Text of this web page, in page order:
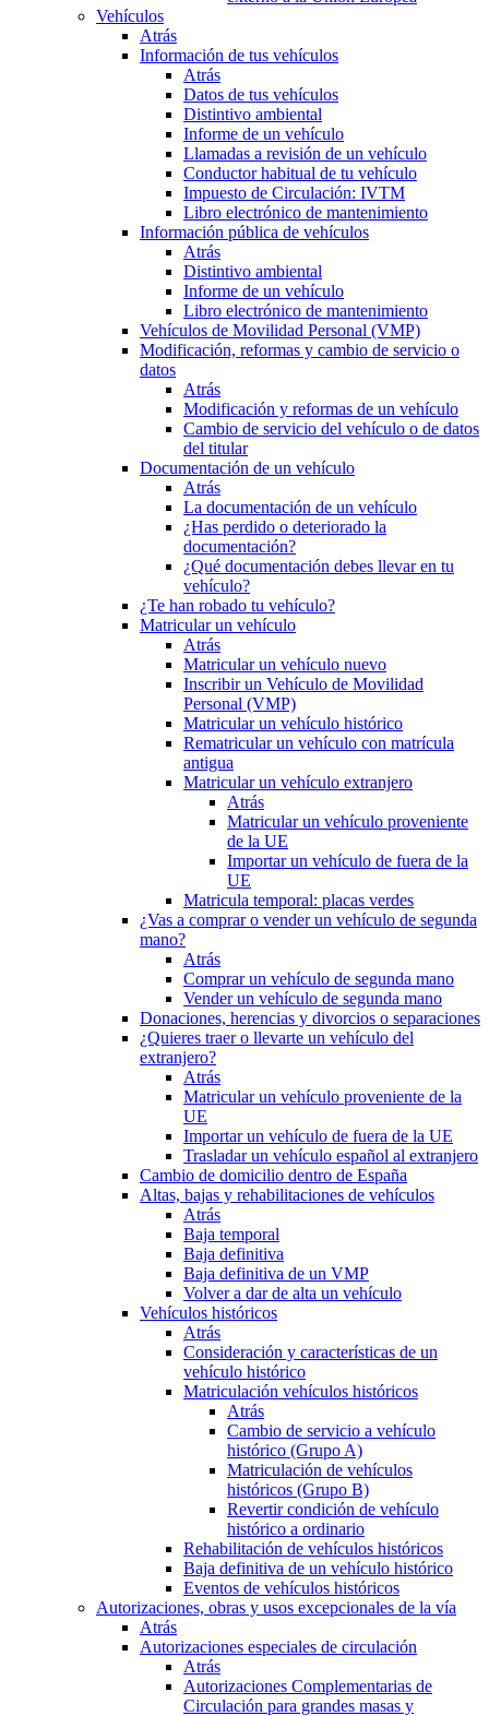
Vehículos
Atrás
Información de tus vehículos
Atrás
Datos de tus vehículos
Distintivo ambiental
Informe de un vehículo
Llamadas a revisión de un vehículo
Conductor habitual de tu vehículo
Impuesto de Circulación: IVTM
Libro electrónico de mantenimiento
Información pública de vehículos
Atrás
Distintivo ambiental
Informe de un vehículo
Libro electrónico de mantenimiento
Vehículos de Movilidad Personal (VMP)
Modificación, reformas y cambio de servicio o
datos
Atrás
Modificación y reformas de un vehículo
Cambio de servicio del vehículo o de datos
del titular
Documentación de un vehículo
Atrás
La documentación de un vehículo
¿Has perdido o deteriorado la
documentación?
¿Qué documentación debes llevar en tu
vehículo?
¿Te han robado tu vehículo?
Matricular un vehículo
Atrás
Matricular un vehículo nuevo
Inscribir un Vehículo de Movilidad
Personal (VMP)
Matricular un vehículo histórico
Rematricular un vehículo con matrícula
antigua
Matricular un vehículo extranjero
Atrás
Matricular un vehículo proveniente
de la UE
Importar un vehículo de fuera de la
UE
Matricula temporal: placas verdes
¿Vas a comprar o vender un vehículo de segunda
mano?
Atrás
Comprar un vehículo de segunda mano
Vender un vehículo de segunda mano
Donaciones, herencias y divorcios o separaciones
¿Quieres traer o llevarte un vehículo del
extranjero?
Atrás
Matricular un vehículo proveniente de la
UE
Importar un vehículo de fuera de la UE
Trasladar un vehículo español al extranjero
Cambio de domicilio dentro de España
Altas, bajas y rehabilitaciones de vehículos
Atrás
Baja temporal
Baja definitiva
Baja definitiva de un VMP
Volver a dar de alta un vehículo
Vehículos históricos
Atrás
Consideración y características de un
vehículo histórico
Matriculación vehículos históricos
Atrás
Cambio de servicio a vehículo
histórico (Grupo A)
Matriculación de vehículos
históricos (Grupo B)
Revertir condición de vehículo
histórico a ordinario
Rehabilitación de vehículos históricos
Baja definitiva de un vehículo histórico
Eventos de vehículos históricos
Autorizaciones, obras y usos excepcionales de la vía
Atrás
Autorizaciones especiales de circulación
Atrás
Autorizaciones Complementarias de
Circulación para grandes masas y